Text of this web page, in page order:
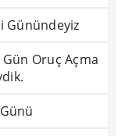
Günündeyiz
Oruç Açma